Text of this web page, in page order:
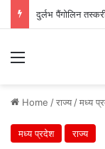
दुर्लभ पैंगोलिन
Menu
Home /राज्य /मध्य
मध्य प्रदेश राज्य